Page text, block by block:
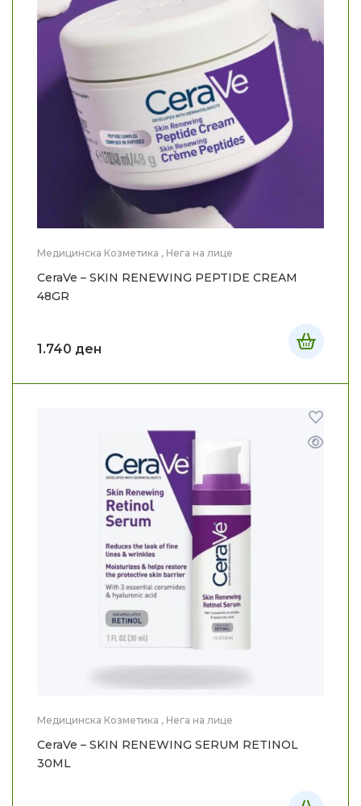
Медицинска Козметика , Нега на лице
CeraVe – SKIN RENEWING PEPTIDE CREAM
48GR
1.740 ден
Медицинска Козметика , Нега на лице
CeraVe – SKIN RENEWING SERUM RETINOL
30ML